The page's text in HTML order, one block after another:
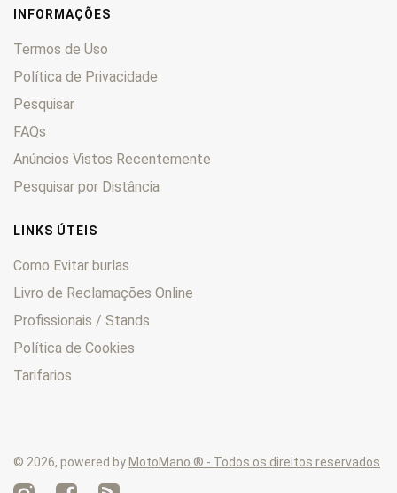
Tornado
TRK 0
Velvet 0
INFORMAÇÕES
Termos de Uso
Política de Privacidade
Pesquisar
FAQs
Anúncios Vistos Recentemente
Pesquisar por Distância
LINKS ÚTEIS
Como Evitar burlas
Livro de Reclamações Online
Profissionais / Stands
Política de Cookies
Tarifarios
© 2026, powered by MotoMano ® - Todos os direitos reservados